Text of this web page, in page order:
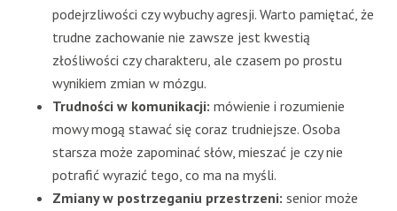
podejrzliwości czy wybuchy agresji. Warto pamiętać, że
trudne zachowanie nie zawsze jest kwestią
złośliwości czy charakteru, ale czasem po prostu
wynikiem zmian w mózgu.
Trudności w komunikacji: mówienie i rozumienie
mowy mogą stawać się coraz trudniejsze. Osoba
starsza może zapominać słów, mieszać je czy nie
potrafić wyrazić tego, co ma na myśli.
Zmiany w postrzeganiu przestrzeni: senior może